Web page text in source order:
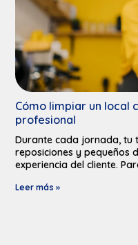
Cómo limpiar un local
profesional
Durante cada jornada, tu
reposiciones y pequeños
experiencia del cliente.
Leer más »